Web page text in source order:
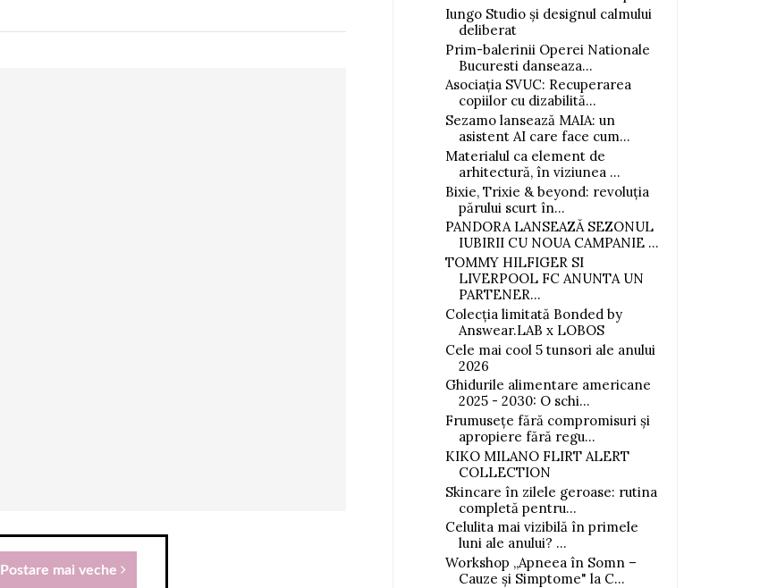
Postare mai veche
Iungo Studio și designul calmului
deliberat
Prim-balerinii Operei Nationale
Bucuresti danseaza...
Asociația SVUC: Recuperarea
copiilor cu dizabilită...
Sezamo lansează MAIA: un
asistent AI care face cum...
Materialul ca element de
arhitectură, în viziunea ...
Bixie, Trixie & beyond: revoluția
părului scurt în...
PANDORA LANSEAZĂ SEZONUL
IUBIRII CU NOUA CAMPANIE ...
TOMMY HILFIGER SI
LIVERPOOL FC ANUNTA UN
PARTENER...
Colecția limitată Bonded by
Answear.LAB x LOBOS
Cele mai cool 5 tunsori ale anului
2026
Ghidurile alimentare americane
2025 - 2030: O schi...
Frumusețe fără compromisuri și
apropiere fără regu...
KIKO MILANO FLIRT ALERT
COLLECTION
Skincare în zilele geroase: rutina
completă pentru...
Celulita mai vizibilă în primele
luni ale anului? ...
Workshop „Apneea în Somn –
Cauze și Simptome" la C...